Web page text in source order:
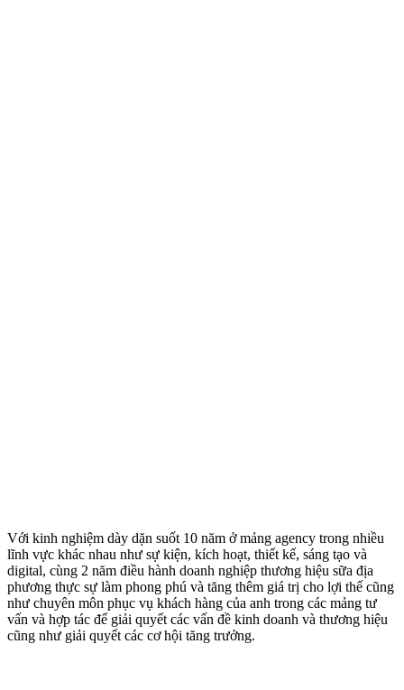
Với kinh nghiệm dày dặn suốt 10 năm ở mảng agency trong nhiều
lĩnh vực khác nhau như sự kiện, kích hoạt, thiết kế, sáng tạo và
digital, cùng 2 năm điều hành doanh nghiệp thương hiệu sữa địa
phương thực sự làm phong phú và tăng thêm giá trị cho lợi thế cũng
như chuyên môn phục vụ khách hàng của anh trong các mảng tư
vấn và hợp tác để giải quyết các vấn đề kinh doanh và thương hiệu
cũng như giải quyết các cơ hội tăng trưởng.